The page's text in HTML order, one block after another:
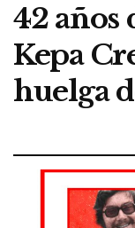
42 años
Kepa
huelga